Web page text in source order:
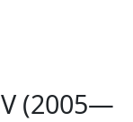
(2005—